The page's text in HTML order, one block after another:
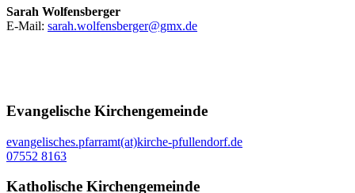
Sarah Wolfensberger
E-Mail: sarah.wolfensberger@gmx.de
Evangelische Kirchengemeinde
evangelisches.pfarramt(at)kirche-pfullendorf.de
07552 8163
Katholische Kirchengemeinde